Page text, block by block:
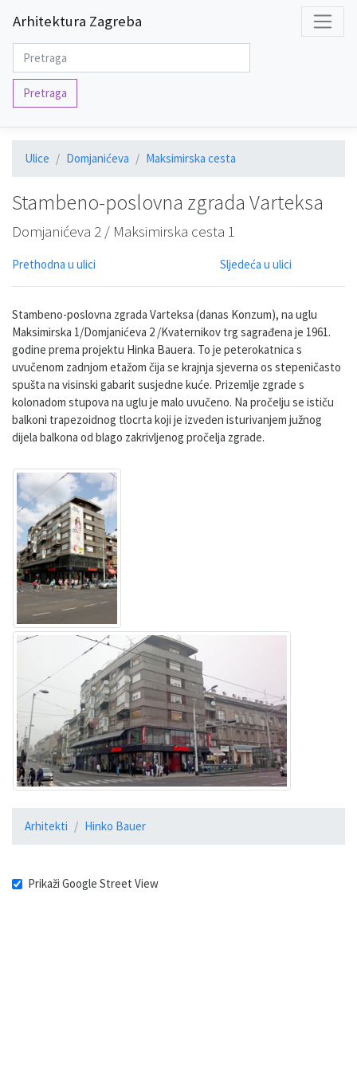
Arhitektura Zagreba
Pretraga
Ulice Domjanićeva Maksimirska cesta
Stambeno-poslovna zgrada Varteksa
Domjanićeva 2 / Maksimirska cesta 1
Prethodna u ulici Sljedeća u ulici
Stambeno-poslovna zgrada Varteksa (danas Konzum), na uglu
Maksimirska 1/Domjanićeva 2 /Kvaternikov trg sagrađena je 1961.
godine prema projektu Hinka Bauera. To je peterokatnica s
uvučenom zadnjom etažom čija se krajnja sjeverna os stepeničasto
spušta na visinski gabarit susjedne kuće. Prizemlje zgrade s
kolonadom stupova na uglu je malo uvučeno. Na pročelju se ističu
balkoni trapezoidnog tlocrta koji je izveden isturivanjem južnog
dijela balkona od blago zakrivljenog pročelja zgrade.
Arhitekti Hinko Bauer
Prikaži Google Street View